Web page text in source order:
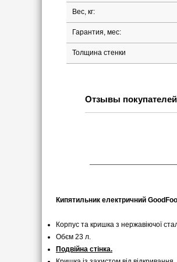
Вес, кг:
Гарантия, мес:
Толщина стенки
Отзывы
Кипятильник електричний
Корпус та кришка з нержавіючої
Обєм 23 л.
Подвійна стінка.